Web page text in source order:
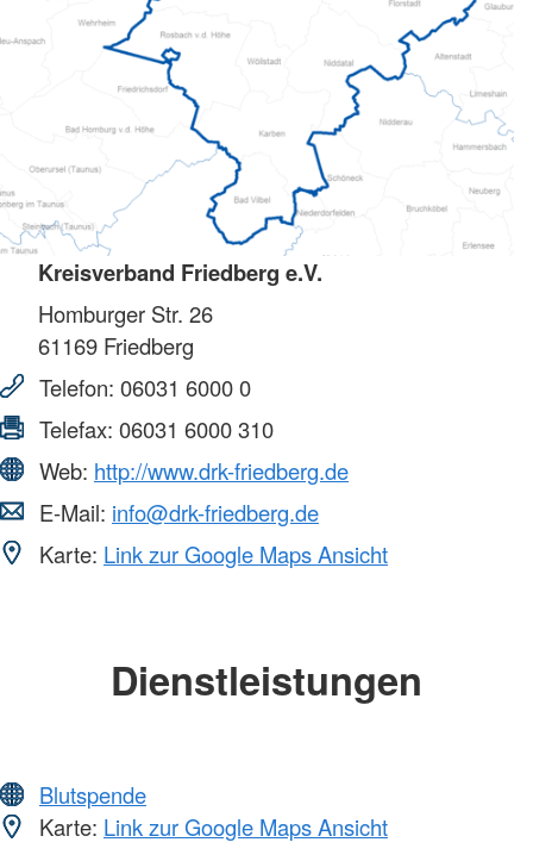
Kreisverband Friedberg e.V.
Homburger Str. 26
61169 Friedberg
Telefon: 06031 6000 0
Telefax: 06031 6000 310
Web: http://www.drk-friedberg.de
E-Mail: info@drk-friedberg.de
Karte: Link zur Google Maps Ansicht
Dienstleistungen
Blutspende
Karte: Link zur Google Maps Ansicht